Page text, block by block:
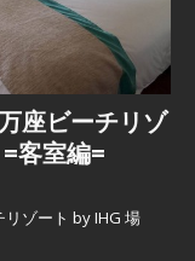
座ビーチリゾ
客室編=
ゾート by IHG 場